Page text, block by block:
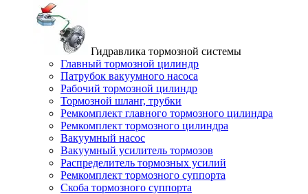
Гидравлика тормозной системы
Главный тормозной цилиндр
Патрубок вакуумного насоса
Рабочий тормозной цилиндр
Тормозной шланг, трубки
Ремкомплект главного тормозного цилиндра
Ремкомплект тормозного цилиндра
Вакуумный насос
Вакуумный усилитель тормозов
Распределитель тормозных усилий
Ремкомплект тормозного суппорта
Скоба тормозного суппорта